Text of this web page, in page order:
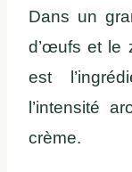
Dans un
d’œufs et le
est
l’intensité
crème.